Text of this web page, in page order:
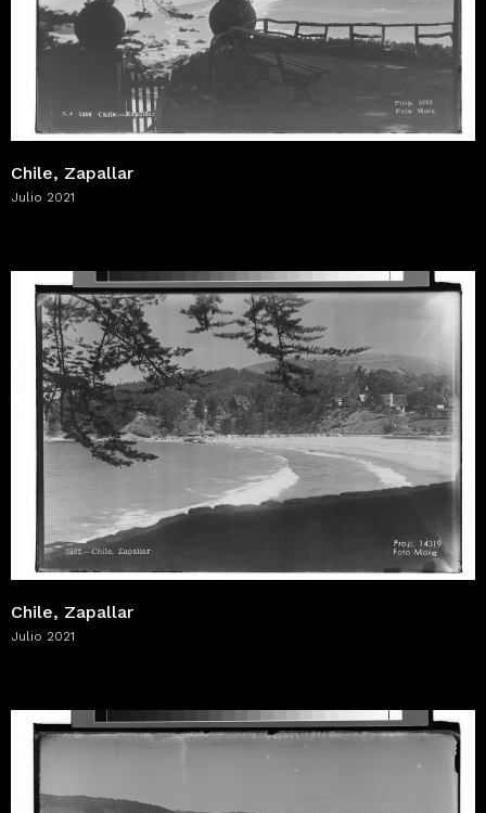
Chile, Zapallar
Julio 2021
Chile, Zapallar
Julio 2021